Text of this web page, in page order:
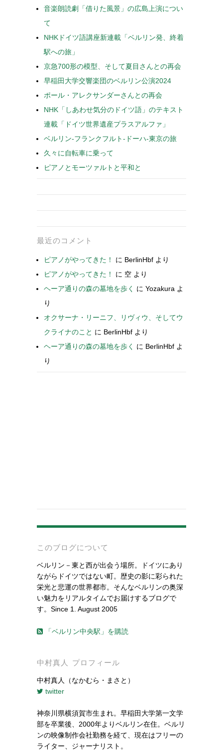
音楽朗読劇「借りた風景」の広島上演につい
て
NHKドイツ語講座新連載「ベルリン発、終着
駅への旅」
京急700形の模型、そして夏目さんとの再会
早稲田大学交響楽団のベルリン公演2024
ポール・アレクサンダーさんとの再会
NHK「しあわせ気分のドイツ語」のテキスト
連載「ドイツ世界遺産プラスアルファ」
ベルリン-フランクフルト-ドーハ-東京の旅
久々に自転車に乗って
ピアノとモーツァルトと平和と
最近のコメント
ピアノがやってきた！ に BerlinHbf より
ピアノがやってきた！
に 空 より
ヘーア通りの森の墓地を歩く
に Yozakura よ
り
オクサーナ・リーニフ、リヴィウ、そしてウ
クライナのこと に BerlinHbf より
ヘーア通りの森の墓地を歩く
に BerlinHbf よ
り
このブログについて
ベルリン－東と西が出会う場所。ドイツにあり
ながらドイツではない町。歴史の影に彩られた
栄光と悲運の世界都市。そんなベルリンの奥深
い魅力をリアルタイムでお届けするブログで
す。Since 1. August 2005
「ベルリン中央駅」を購読
中村真人 プロフィール
中村真人（なかむら・まさと）
twitter
神奈川県横須賀市生まれ。早稲田大学第一文学
部を卒業後、2000年よりベルリン在住。ベルリ
ンの映像制作会社勤務を経て、現在はフリーの
ライター、ジャーナリスト。